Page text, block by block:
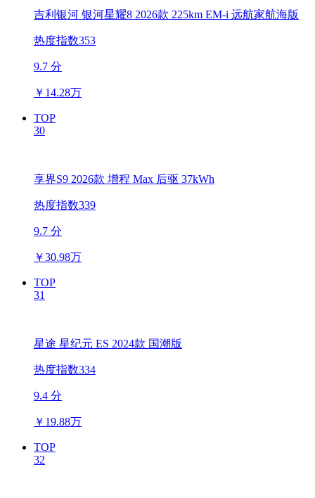
吉利银河 银河星耀8 2026款 225km EM-i 远航家航海版
热度指数353
9.7 分
￥ 14.28万
TOP
30
享界S9 2026款 增程 Max 后驱 37kWh
热度指数339
9.7 分
￥30.98万
TOP
31
星途 星纪元 ES 2024款 国潮版
热度指数334
9.4 分
￥ 19.88万
TOP
32